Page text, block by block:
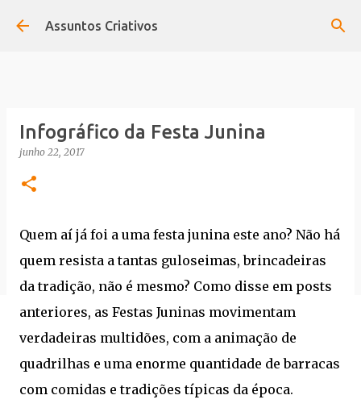
Pular para o conteúdo principal
Assuntos Criativos
Infográfico da Festa Junina
junho 22, 2017
Quem aí já foi a uma festa junina este ano? Não há
quem resista a tantas guloseimas, brincadeiras
da tradição, não é mesmo? Como disse em posts
anteriores, as Festas Juninas movimentam
verdadeiras multidões, com a animação de
quadrilhas e uma enorme quantidade de barracas
com comidas e tradições típicas da época.